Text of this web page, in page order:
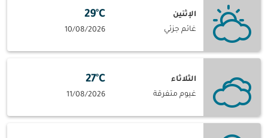
الإثنين
غائم جزئي
29°C
10/08/2026
الثلاثاء
غيوم متفرقة
27°C
11/08/2026